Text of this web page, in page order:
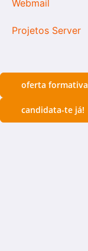
Webmail
Projetos Server
oferta formativa
candidata-te já!